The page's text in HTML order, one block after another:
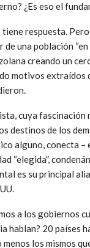
¿Es eso el
respuesta.
una población
creando un
motivos
cuya fascinación
destinos de los
alguno, conecta
“elegida”,
es su principal
a los gobiernos
hablan? 20 países
menos los mismos